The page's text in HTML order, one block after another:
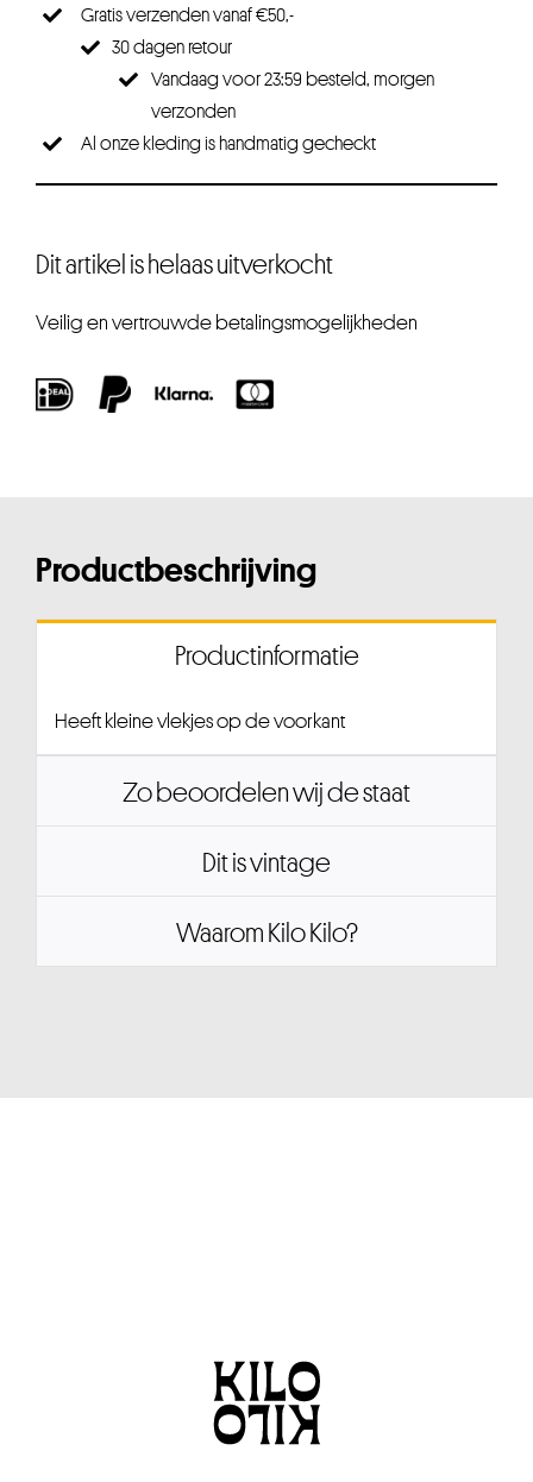
Gratis verzenden vanaf €50,-
30 dagen retour
Vandaag voor 23:59 besteld, morgen
verzonden
Al onze kleding is handmatig gecheckt
Dit artikel is helaas uitverkocht
Veilig en vertrouwde betalingsmogelijkheden
Productbeschrijving
Productinformatie
Heeft kleine vlekjes op de voorkant
Zo beoordelen wij de staat
Dit is vintage
Waarom Kilo Kilo?